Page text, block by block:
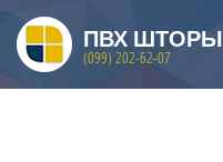
ПВХ ШТОРЫ
(099) 202-62-07